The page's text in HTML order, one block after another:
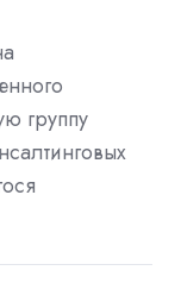
группу